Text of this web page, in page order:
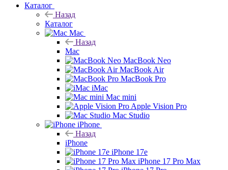
Каталог
Назад
Каталог
Mac
Назад
Mac
MacBook Neo
MacBook Air
MacBook Pro
iMac
Mac mini
Apple Vision Pro
Mac Studio
iPhone
Назад
iPhone
iPhone 17e
iPhone 17 Pro Max